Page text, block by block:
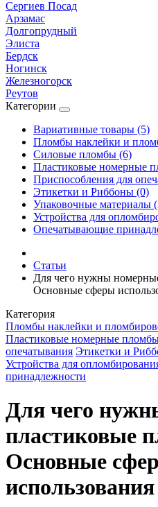
Сергиев Посад
Арзамас
Долгопрудный
Элиста
Бердск
Ногинск
Железногорск
Реутов
Категории
Вариативные товары (5)
Пломбы наклейки и
Силовые пломбы (6)
Пластиковые номерные
Приспособления для
Этикетки и Риббоны (0)
Упаковочные материалы
Устройства для
Опечатывающие
Статьи
Для чего нужны
Основные сферы
Категория
Пломбы наклейки и
Пластиковые номерные
опечатывания Этикетки и
Устройства для
принадлежности
Для чего
пластиковые
Основные
использования